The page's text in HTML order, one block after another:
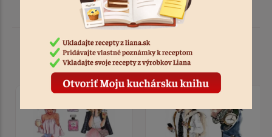
Podobné produkty